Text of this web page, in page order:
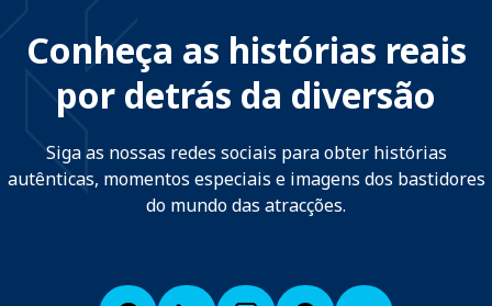
Conheça as histórias reais
por detrás da diversão
Siga as nossas redes sociais para obter histórias
autênticas, momentos especiais e imagens dos bastidores
do mundo das atracções.